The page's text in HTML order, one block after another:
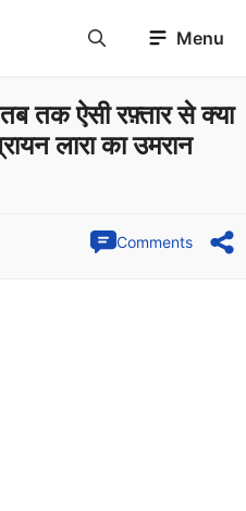
Menu
तक ऐसी रफ़्तार से क्या
लारा का उमरान
Comments